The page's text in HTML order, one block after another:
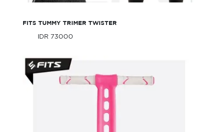
FITS TUMMY TRIMER TWISTER
IDR 73000
IDR 73000